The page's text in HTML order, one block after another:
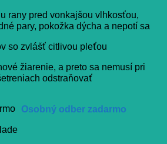
rany pred vonkajšou vlhkosťou,
pary, pokožka dýcha a nepotí sa
so zvlášť citlivou pleťou
žiarenie, a preto sa nemusí pri
odstraňovať
Osobný odber zadarmo